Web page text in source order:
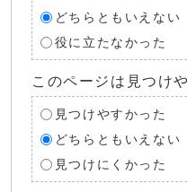
どちらともいえない
役に立たなかった
このページは見つけ
見つけやすかった
どちらともいえない
見つけにくかった